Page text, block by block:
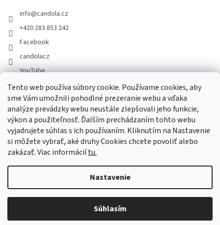
Tento web používa súbory cookie. Používame cookies, aby
sme Vám umožnili pohodlné prezeranie webu a vďaka
analýze prevádzky webu neustále zlepšovali jeho funkcie,
výkon a použiteľnosť. Ďalším prechádzaním tohto webu
vyjadrujete súhlas s ich používaním. Kliknutím na Nastavenie
si môžete vybrať, aké druhy Cookies chcete povoliť alebo
zakázať. Viac informáciítu.
Nastavenie
Súhlasím
info@candola.cz
+420 283 853 242
Facebook
candolacz
YouTube
Prijímame online platby
Copyright 2026GASTRO HOLDING CANDOLA, s. r. o.. Všetky práva
Upraviť nastavenie cookies